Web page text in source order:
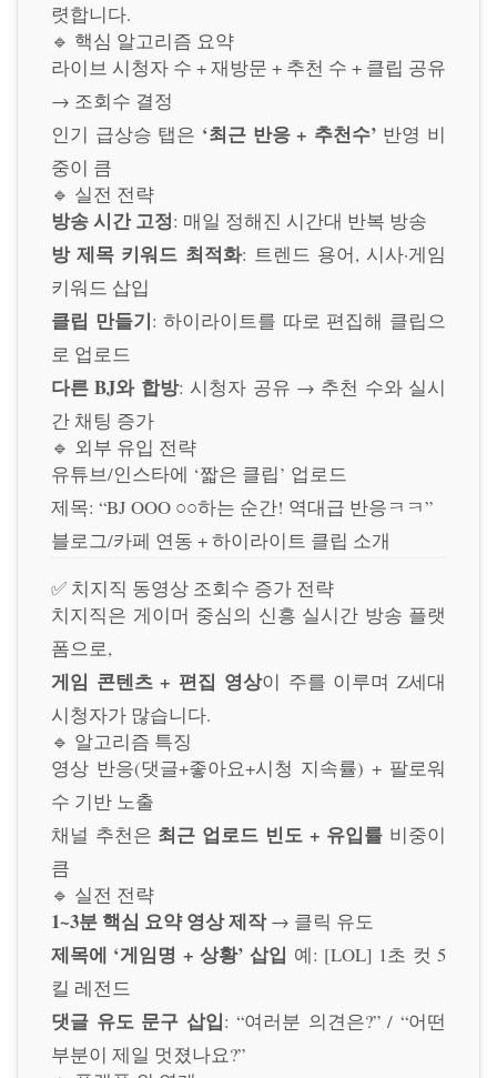
렷합니다.
🔹 핵심 알고리즘 요약
라이브 시청자 수 + 재방문 + 추천 수 + 클립 공유
→ 조회수 결정
인기 급상승 탭은 ‘최근 반응 + 추천수’ 반영 비
중이 큼
🔹 실전 전략
방송 시간 고정: 매일 정해진 시간대 반복 방송
방 제목 키워드 최적화: 트렌드 용어, 시사·게임
키워드 삽입
클립 만들기: 하이라이트를 따로 편집해 클립으
로 업로드
다른 BJ와 합방: 시청자 공유 → 추천 수와 실시
간 채팅 증가
🔹 외부 유입 전략
유튜브/인스타에 ‘짧은 클립’ 업로드
제목: “BJ OOO ○○하는 순간! 역대급 반응ㅋㅋ”
블로그/카페 연동 + 하이라이트 클립 소개
✅ 치지직 동영상 조회수 증가 전략
치지직은 게이머 중심의 신흥 실시간 방송 플랫
폼으로,
게임 콘텐츠 + 편집 영상이 주를 이루며 Z세대
시청자가 많습니다.
🔹 알고리즘 특징
영상 반응(댓글+좋아요+시청 지속률) + 팔로워
수 기반 노출
채널 추천은 최근 업로드 빈도 + 유입률 비중이
큼
🔹 실전 전략
1~3분 핵심 요약 영상 제작→ 클릭 유도
제목에 ‘게임명 + 상황’ 삽입 예: [LOL] 1초 컷 5
킬 레전드
댓글 유도 문구 삽입: “여러분 의견은?” / “어떤
부분이 제일 멋졌나요?”